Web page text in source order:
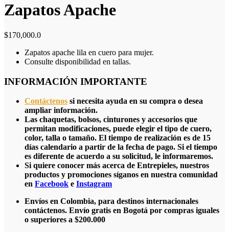
Zapatos Apache
$170,000.0
Zapatos apache lila en cuero para mujer.
Consulte disponibilidad en tallas.
INFORMACIÓN IMPORTANTE
Contáctenos si necesita ayuda en su compra o desea
ampliar información.
Las chaquetas, bolsos, cinturones y accesorios que
permitan modificaciones, puede elegir el tipo de cuero,
color, talla o tamaño. El tiempo de realización es de 15
días calendario a partir de la fecha de pago. Si el tiempo
es diferente de acuerdo a su solicitud, le informaremos.
Si quiere conocer más acerca de Entrepieles, nuestros
productos y promociones síganos en nuestra comunidad
en Facebook e Instagram
Envíos en Colombia, para destinos internacionales
contáctenos. Envío gratis en Bogotá por compras iguales
o superiores a $200.000